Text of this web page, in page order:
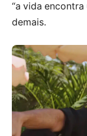
“a vida
demais.